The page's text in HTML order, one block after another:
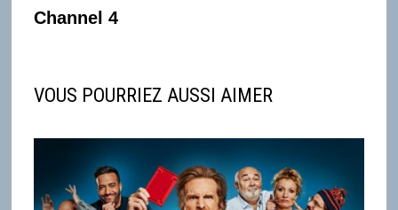
Channel 4
VOUS POURRIEZ AUSSI AIMER